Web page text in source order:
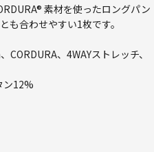
素材を使ったロングパン
も合わせやすい1枚です。
、4WAYストレッチ、
12%